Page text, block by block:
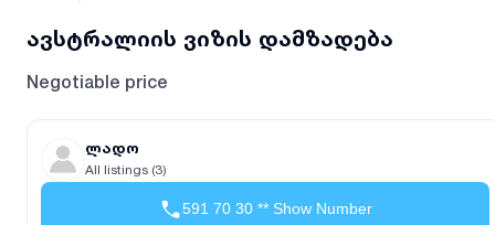
ავსტრალიის ვიზის დამზადება
Negotiable price
ლადო
All listings (3)
591 70 30 ** Show Number